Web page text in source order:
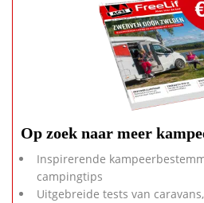
Op zoek naar meer
Inspirerende
campingtips
Uitgebreide tests van